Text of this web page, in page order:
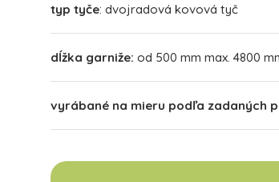
typ tyče: dvojradová kovová tyč
dĺžka garniže: od 500 mm max. 4800
vyrábané na mieru podľa zadaných